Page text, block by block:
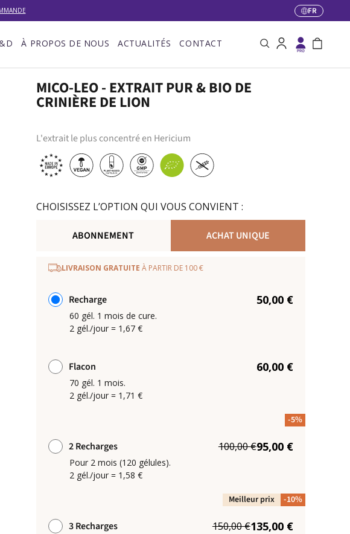
Langue
FR
RechercheSe connecterPanier
À PROPOS DE NOUS ACTUALITÉS CONTACT
MICO-LEO - EXTRAIT PUR & BIO DE
CRINIÈRE DE LION
L'extrait le plus concentré en Hericium
CHOISISSEZ L’OPTION QUI VOUS CONVIENT :
ABONNEMENT ACHAT UNIQUE
LIVRAISON GRATUITE À PARTIR DE 100 €
Recharge 50,00 €
60 gél. 1 mois de cure.
2 gél./jour = 1,67 €
Flacon 60,00 €
70 gél. 1 mois.
2 gél./jour = 1,71 €
-5%
2 Recharges 100,00 €95,00 €
Pour 2 mois (120 gélules).
2 gél./jour = 1,58 €
Meilleur prix -10%
3 Recharges 150,00 €135,00 €